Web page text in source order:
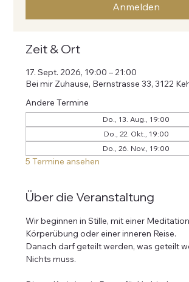
Anmelden
Zeit & Ort
17. Sept. 2026, 19:00 – 21:00
Bei mir Zuhause, Bernstrasse 33, 3122
Andere Termine
Do., 13. Aug., 19:00
Do., 22. Okt., 19:00
Do., 26. Nov., 19:00
5 Termine ansehen
Über die Veranstaltung
Wir beginnen in Stille, mit einer
Körperübung oder einer inneren Reise.
Danach darf geteilt werden, was geteilt
Nichts muss.